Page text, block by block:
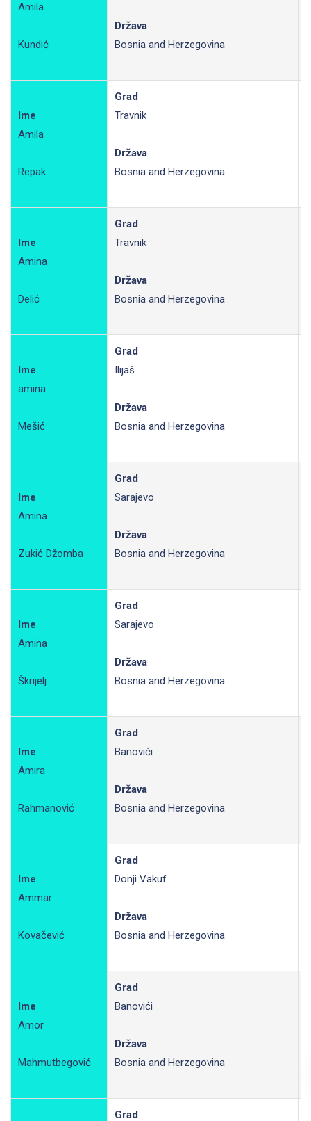
Amila
Kundić
Država
Bosnia and Herzegovina
Ime
Amila
Repak
Grad
Travnik
Država
Bosnia and Herzegovina
Ime
Amina
Delić
Grad
Travnik
Država
Bosnia and Herzegovina
Ime
amina
Mešić
Grad
Ilijaš
Država
Bosnia and Herzegovina
Ime
Amina
Zukić Džomba
Grad
Sarajevo
Država
Bosnia and Herzegovina
Ime
Amina
Škrijelj
Grad
Sarajevo
Država
Bosnia and Herzegovina
Ime
Amira
Rahmanović
Grad
Banovići
Država
Bosnia and Herzegovina
Ime
Ammar
Kovačević
Grad
Donji Vakuf
Država
Bosnia and Herzegovina
Ime
Amor
Mahmutbegović
Grad
Banovići
Država
Bosnia and Herzegovina
Grad